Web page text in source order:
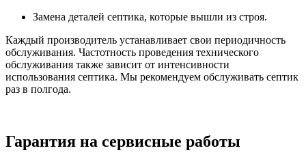
Замена деталей септика, которые вышли из строя.
Каждый производитель устанавливает свои периодичность
обслуживания. Частотность проведения технического
обслуживания также зависит от интенсивности
использования септика. Мы рекомендуем обслуживать септик
раз в полгода.
Гарантия на сервисные работы